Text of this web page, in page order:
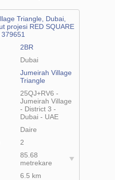
Triangle, Dubai,
projesi RED SQUARE
2BR
Dubai
Jumeirah Village
Triangle
25QJ+RV6 -
Jumeirah Village
- District 3 -
Dubai - UAE
Daire
2
85.68
metrekare
6.5 km